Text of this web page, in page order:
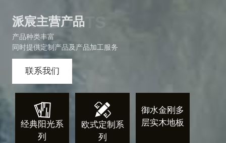
派宸主营产品
PRODUCTS
产品种类丰富
同时提供定制产品及产品加工服务
联系我们
经典阳光系
列
欧式定制系
列
御水金刚多
层实木地板